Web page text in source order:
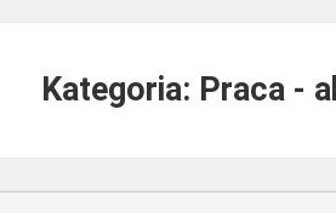
Kategoria: Praca -